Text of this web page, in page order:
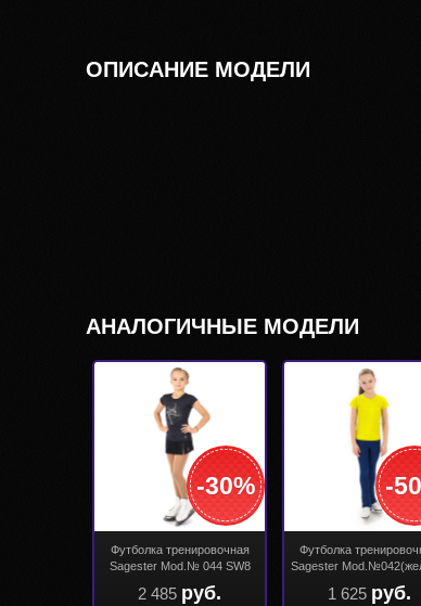
ОПИСАНИЕ МОДЕЛИ
АНАЛОГИЧНЫЕ МОДЕЛИ
-30%
Футболка тренировочная
Sagester Mod.№ 044 SW8
2 485 руб.
-
Футболка
Sagester
1 625 руб.